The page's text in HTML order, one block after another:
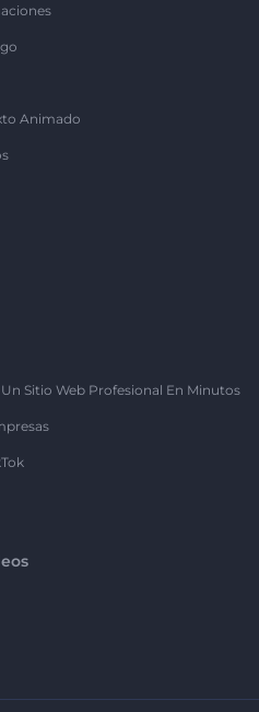
Animado
Sitio Web Profesional En Minutos